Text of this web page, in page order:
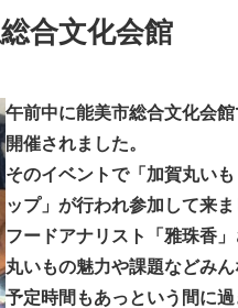
合文化会館
午前中に能美市総合文化会館
開催されました。
そのイベントで「加賀丸い
ップ」が行われ参加して来ま
フードアナリスト「雅珠香
丸いもの魅力や課題などみん
予定時間もあっという間に過